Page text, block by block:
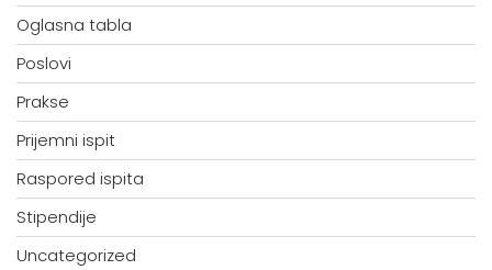
Oglasna tabla
Poslovi
Prakse
Prijemni ispit
Raspored ispita
Stipendije
Uncategorized